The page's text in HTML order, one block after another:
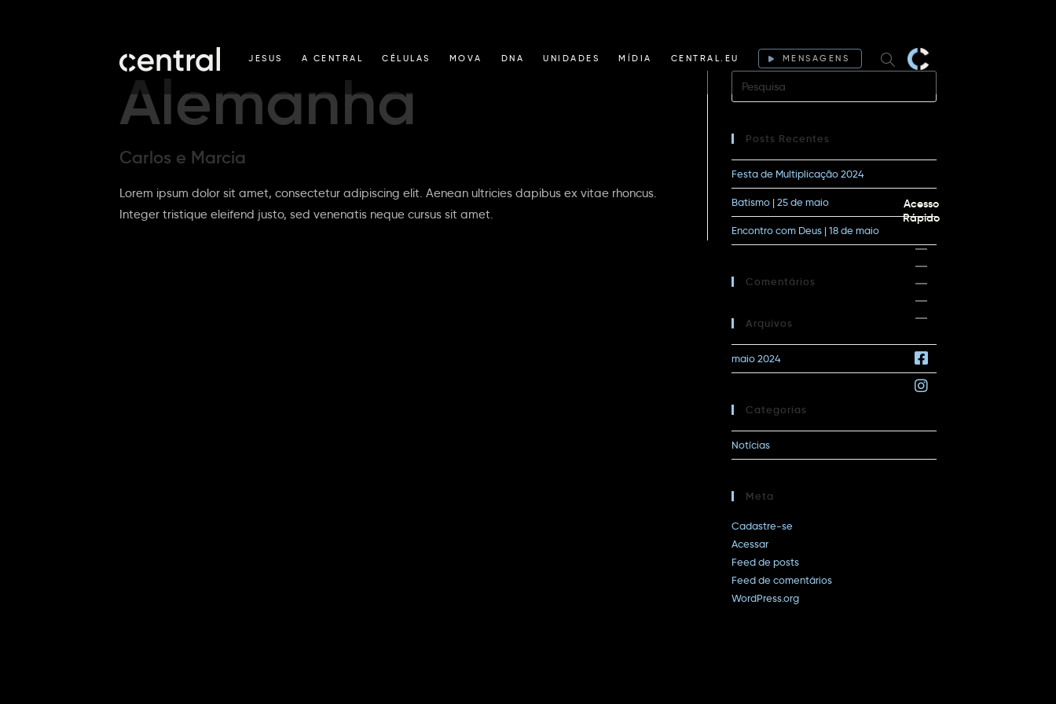
Acesso
Rápido
JESUS A CENTRAL CÉLULAS MOVA DNA UNIDADES MÍDIA CENTRAL.EU MENSAGENS
Alemanha
Carlos e Marcia
Lorem ipsum dolor sit amet, consectetur adipiscing elit. Aenean ultricies dapibus ex vitae rhoncus.
Integer tristique eleifend justo, sed venenatis neque cursus sit amet.
Posts Recentes
Festa de Multiplicação 2024
Batismo | 25 de maio
Encontro com Deus | 18 de maio
Comentários
Arquivos
maio 2024
Categorias
Notícias
Meta
Cadastre-se
Acessar
Feed de posts
Feed de comentários
WordPress.org